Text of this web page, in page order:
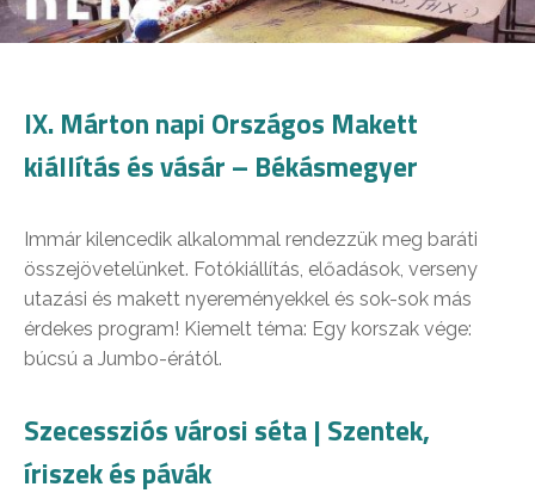
IX. Márton napi Országos Makett
kiállítás és vásár – Békásmegyer
Immár kilencedik alkalommal rendezzük meg baráti
összejövetelünket. Fotókiállítás, előadások, verseny
utazási és makett nyereményekkel és sok-sok más
érdekes program! Kiemelt téma: Egy korszak vége:
búcsú a Jumbo-érától.
Szecessziós városi séta | Szentek,
íriszek és pávák